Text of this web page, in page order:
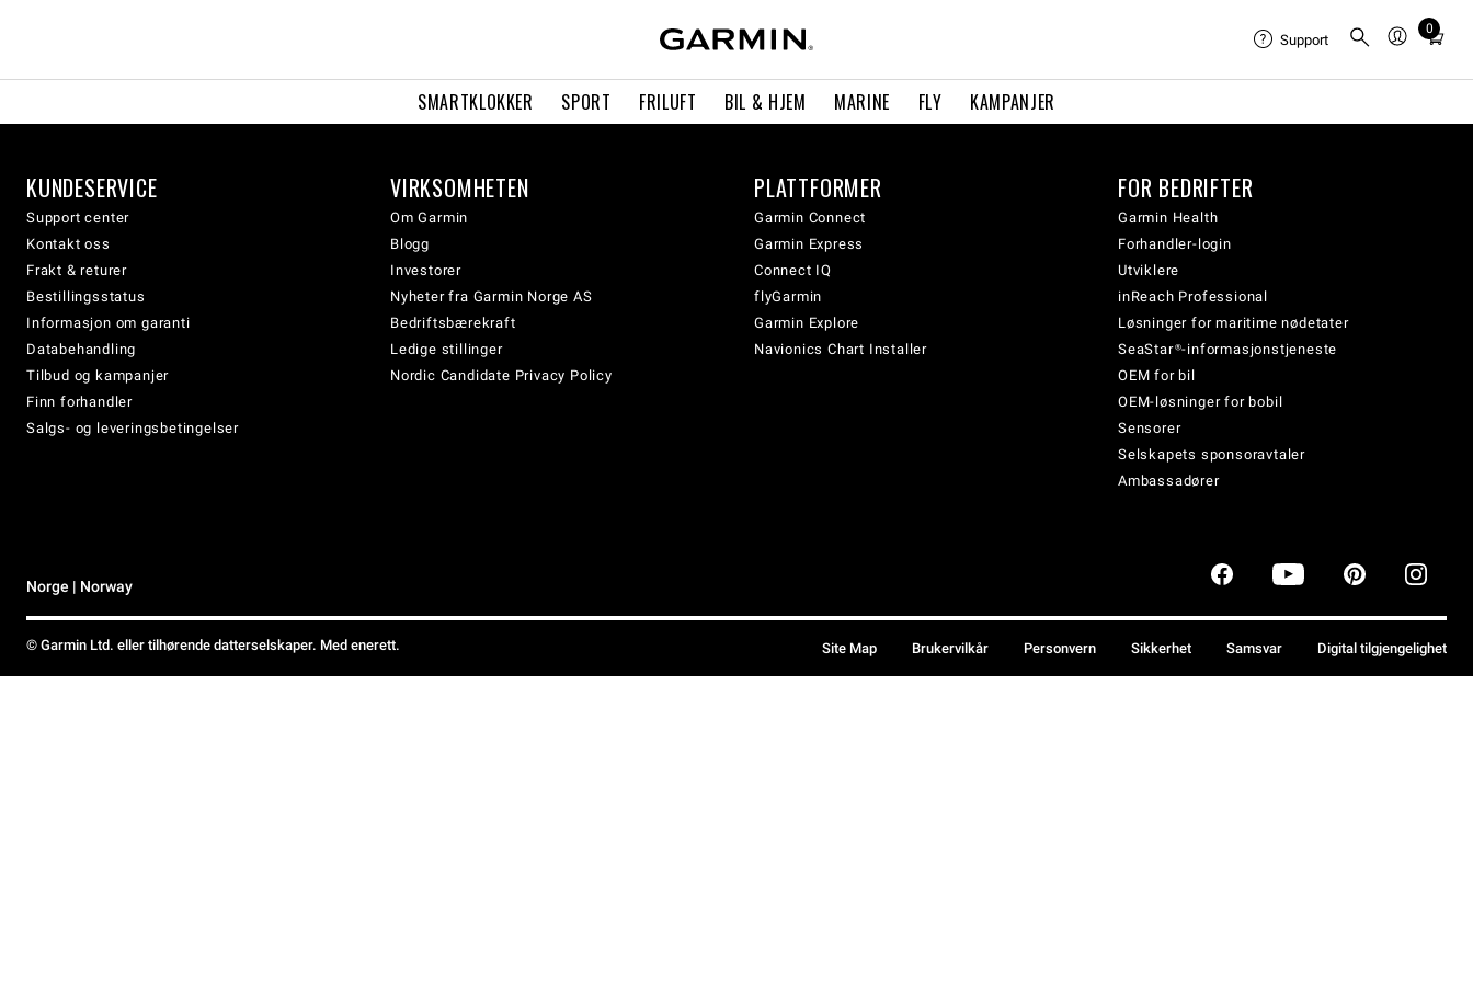
SMARTKLOKKER SPORT FRILUFT BIL & HJEM MARINE FLY KAMPANJER
Support
0
Total
cart:
KUNDESERVICE
Support center
Kontakt oss
Frakt & returer
Bestillingsstatus
Informasjon om garanti
Databehandling
Tilbud og kampanjer
Finn forhandler
Salgs- og leveringsbetingelser
VIRKSOMHETEN
Om Garmin
Blogg
Investorer
Nyheter fra Garmin Norge AS
Bedriftsbærekraft
Ledige stillinger
Nordic Candidate Privacy Policy
PLATTFORMER
Garmin Connect
Garmin Express
Connect IQ
flyGarmin
Garmin Explore
Navionics Chart Installer
FOR BEDRIFTER
Garmin Health
Forhandler-login
Utviklere
inReach Professional
Løsninger for maritime nødetater
SeaStar®-informasjonstjeneste
OEM for bil
OEM-løsninger for bobil
Sensorer
Selskapets sponsoravtaler
Ambassadører
Norge | Norway
© Garmin Ltd. eller tilhørende datterselskaper. Med enerett. Site Map Brukervilkår Personvern Sikkerhet Samsvar Digital tilgjengelighet